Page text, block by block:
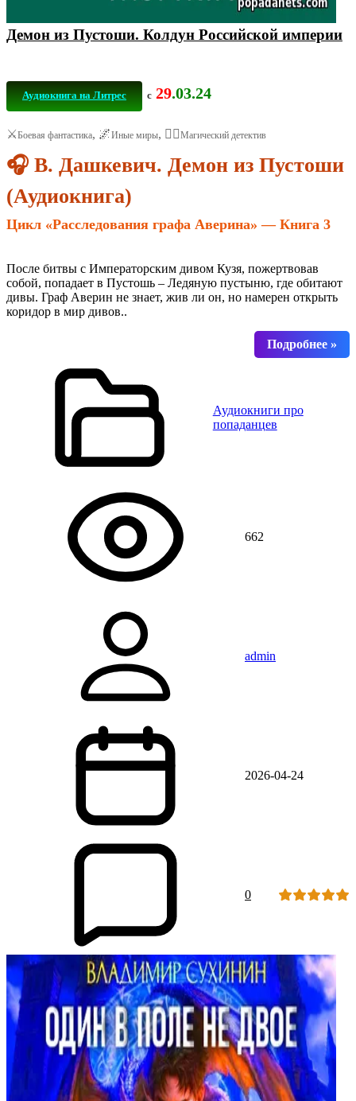
Демон из Пустоши. Колдун Российской империи
Аудиокнига на Литрес с 29.03.24
⚔️Боевая фантастика, 🌌Иные миры, 🕵️‍♂️Магический детектив
🎧 В. Дашкевич. Демон из Пустоши
(Аудиокнига)
Цикл «Расследования графа Аверина» — Книга 3
После битвы с Императорским дивом Кузя, пожертвовав
собой, попадает в Пустошь – Ледяную пустыню, где обитают
дивы. Граф Аверин не знает, жив ли он, но намерен открыть
коридор в мир дивов..
Аудиокниги про
попаданцев
662
admin
2026-04-24
0